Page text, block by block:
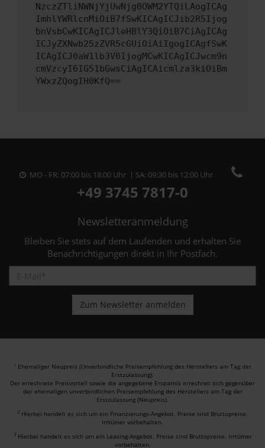
NzczZTliNWNjYjUwNjg0OWM2YTQiLAogICAg
ImhlYWRlcnMiOiB7fSwKICAgICJib2R5Ijog
bnVsbCwKICAgICJleHBlY3QiOiB7CiAgICAg
ICJyZXNwb25zZVR5cGUiOiAiIgogICAgfSwK
ICAgICJ0aW1lb3V0IjogMCwKICAgICJwcm9n
cmVzcyI6IG51bGwsCiAgICAicmlza3kiOiBm
YWxzZQogIH0KfQ==
MO - FR: 07:00 bis 18:00 Uhr | SA: 09:30 bis 12:00 Uhr
+49 3745 7817-0
Newsletteranmeldung
Bleiben Sie stets auf dem Laufenden und erhalten Sie
Benachrichtigungen direkt in Ihr Postfach.
1 Ehemaliger Neupreis (Unverbindliche Preisempfehlung des Herstellers am Tag der
Erstzulassung).
Der errechnete Preisvorteil sowie die angegebene Ersparnis errechnet sich gegenüber
der ehemaligen unverbindlichen Preisempfehlung des Herstellers am Tag der
Erstzulassung (Neupreis).
2 Hierbei handelt es sich um ein Finanzierungs-Angebot. Preise sind Bruttopreise.
Irrtümer vorbehalten.
3 Hierbei handelt es sich um ein Leasing-Angebot. Preise sind Bruttopreise. Irrtümer
vorbehalten.